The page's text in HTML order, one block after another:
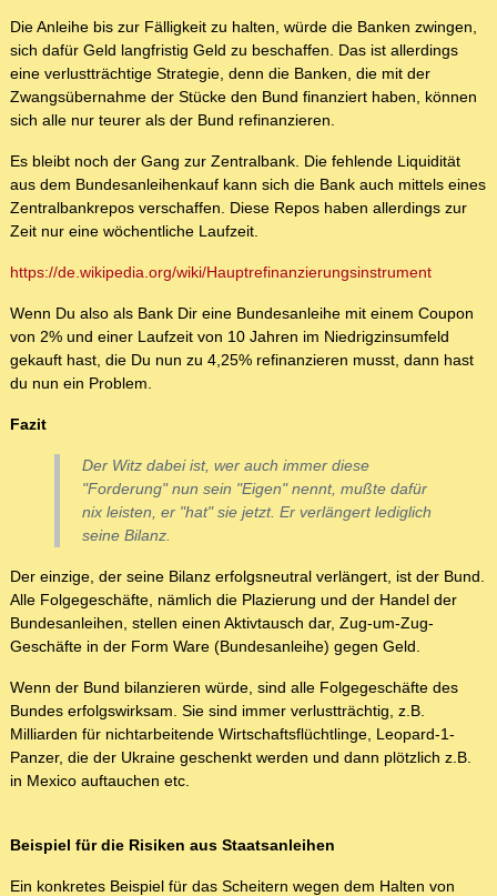
Die Anleihe bis zur Fälligkeit zu halten, würde die Banken zwingen,
sich dafür Geld langfristig Geld zu beschaffen. Das ist allerdings
eine verlustträchtige Strategie, denn die Banken, die mit der
Zwangsübernahme der Stücke den Bund finanziert haben, können
sich alle nur teurer als der Bund refinanzieren.
Es bleibt noch der Gang zur Zentralbank. Die fehlende Liquidität
aus dem Bundesanleihenkauf kann sich die Bank auch mittels eines
Zentralbankrepos verschaffen. Diese Repos haben allerdings zur
Zeit nur eine wöchentliche Laufzeit.
https://de.wikipedia.org/wiki/Hauptrefinanzierungsinstrument
Wenn Du also als Bank Dir eine Bundesanleihe mit einem Coupon
von 2% und einer Laufzeit von 10 Jahren im Niedrigzinsumfeld
gekauft hast, die Du nun zu 4,25% refinanzieren musst, dann hast
du nun ein Problem.
Fazit
Der Witz dabei ist, wer auch immer diese
"Forderung" nun sein "Eigen" nennt, mußte dafür
nix leisten, er "hat" sie jetzt. Er verlängert lediglich
seine Bilanz.
Der einzige, der seine Bilanz erfolgsneutral verlängert, ist der Bund.
Alle Folgegeschäfte, nämlich die Plazierung und der Handel der
Bundesanleihen, stellen einen Aktivtausch dar, Zug-um-Zug-
Geschäfte in der Form Ware (Bundesanleihe) gegen Geld.
Wenn der Bund bilanzieren würde, sind alle Folgegeschäfte des
Bundes erfolgswirksam. Sie sind immer verlustträchtig, z.B.
Milliarden für nichtarbeitende Wirtschaftsflüchtlinge, Leopard-1-
Panzer, die der Ukraine geschenkt werden und dann plötzlich z.B.
in Mexico auftauchen etc.
Beispiel für die Risiken aus Staatsanleihen
Ein konkretes Beispiel für das Scheitern wegen dem Halten von